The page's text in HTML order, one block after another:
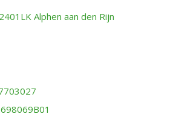
Alphen aan den Rijn